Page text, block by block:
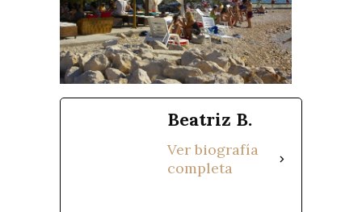
Beatriz B.
Ver biografía
completa